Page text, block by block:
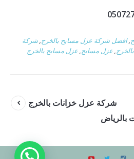
,افضل شركة عزل مسابح بالخرج,شركة
, عزل مسابح, عزل مسابح بالخرج
شركة عزل خزانات بالخرج
بالرياض